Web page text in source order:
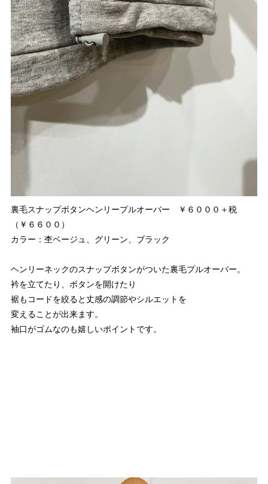
裏毛スナップボタンヘンリープルオーバー ￥６０００＋税
（￥６６００）
カラー：杢ベージュ、グリーン、ブラック
ヘンリーネックのスナップボタンがついた裏毛プルオーバー。
衿を立てたり、ボタンを開けたり
裾もコードを絞ると丈感の調節やシルエットを
変えることが出来ます。
袖口がゴムなのも嬉しいポイントです。